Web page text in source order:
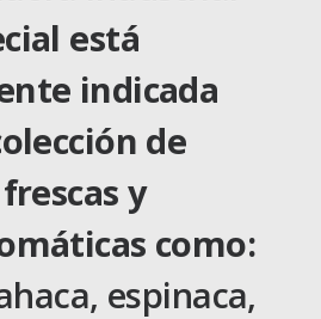
está
indicada
de
y
como:
espinaca,